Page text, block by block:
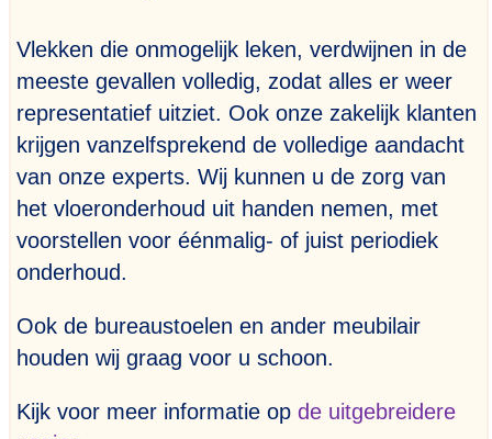
Vlekken die onmogelijk leken, verdwijnen in de
meeste gevallen volledig, zodat alles er weer
representatief uitziet. Ook onze zakelijk klanten
krijgen vanzelfsprekend de volledige aandacht
van onze experts. Wij kunnen u de zorg van
het vloeronderhoud uit handen nemen, met
voorstellen voor éénmalig- of juist periodiek
onderhoud.
Ook de bureaustoelen en ander meubilair
houden wij graag voor u schoon.
Kijk voor meer informatie op de uitgebreidere